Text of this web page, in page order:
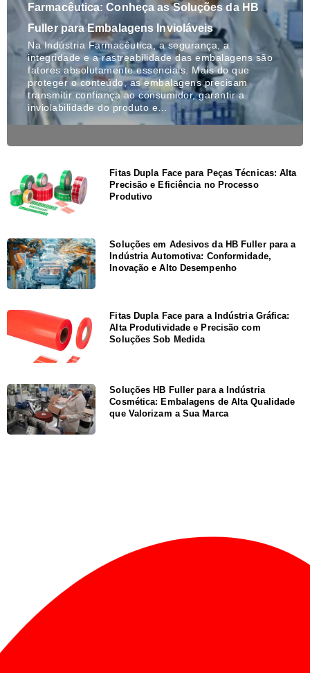
Farmacêutica: Conheça as Soluções da HB
Fuller para Embalagens Invioláveis
Na Indústria Farmacêutica, a segurança, a
integridade e a rastreabilidade das embalagens são
fatores absolutamente essenciais. Mais do que
proteger o conteúdo, as embalagens precisam
transmitir confiança ao consumidor, garantir a
inviolabilidade do produto e…
Fitas Dupla Face para Peças Técnicas: Alta
Precisão e Eficiência no Processo
Produtivo
Soluções em Adesivos da HB Fuller para a
Indústria Automotiva: Conformidade,
Inovação e Alto Desempenho
Fitas Dupla Face para a Indústria Gráfica:
Alta Produtividade e Precisão com
Soluções Sob Medida
Soluções HB Fuller para a Indústria
Cosmética: Embalagens de Alta Qualidade
que Valorizam a Sua Marca